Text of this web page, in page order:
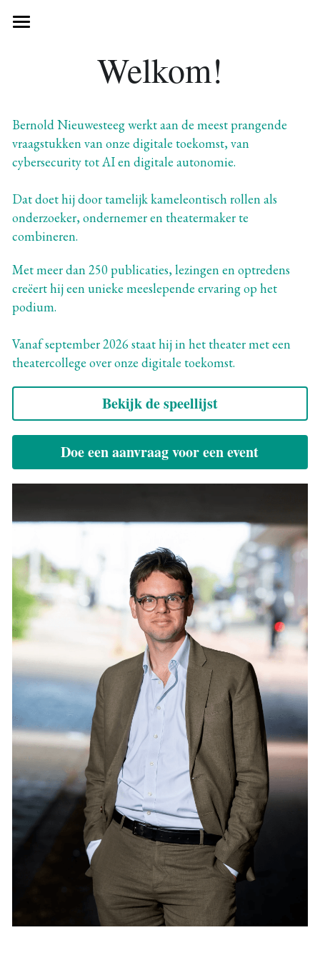
Essays
CyberSecurityBooster
Blog
Index
Lab
Connect
Welkom!
Bernold Nieuwesteeg werkt aan de meest prangende
vraagstukken van onze digitale toekomst, van
cybersecurity tot AI en digitale autonomie.
Dat doet hij door tamelijk kameleontisch rollen als
onderzoeker, ondernemer en theatermaker te
combineren.
Met meer dan 250 publicaties, lezingen en optredens
creëert hij een unieke meeslepende ervaring op het
podium.
Vanaf september 2026 staat hij in het theater met een
theatercollege over onze digitale toekomst.
Bekijk de speellijst
Doe een aanvraag voor een event